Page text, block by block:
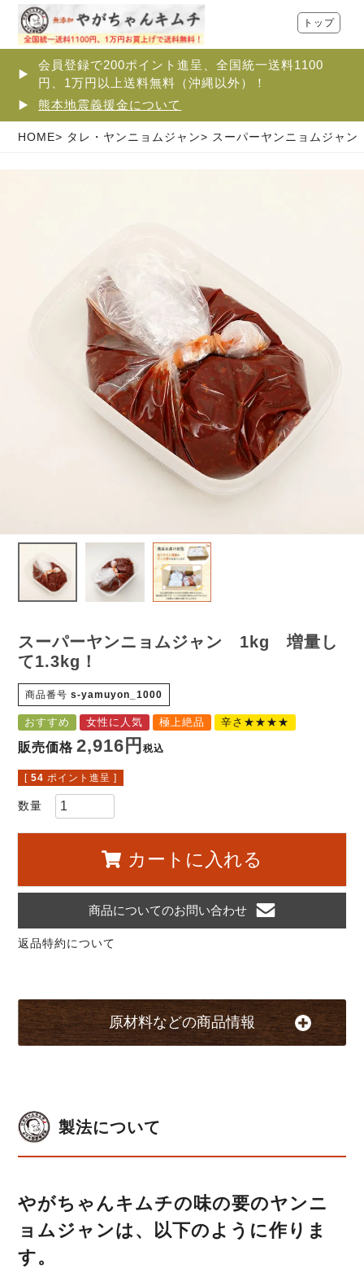
会員登録で200ポイント進呈、全国統一送料1100
円、1万円以上送料無料（沖縄以外）！
熊本地震義援金について
トップ
HOME タレ・ヤンニョムジャン スーパーヤンニョムジャ
スーパーヤンニョムジャン 1kg 増量し
て1.3kg！
商品番号 s-yamuyon_1000
おすすめ 女性に人気 極上絶品 辛さ★★★★
販売価格 2,916 税込
[ 54 ポイント進呈 ]
カートに入れる
商品についてのお問い合わせ
返品特約について
原材料などの商品情報
製法について
やがちゃんキムチの味の要のヤンニ
ョムジャンは、以下のように作りま
す。